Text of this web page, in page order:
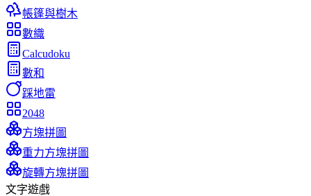
帳篷與樹木
數織
Calcudoku
數和
踩地雷
2048
方塊拼圖
重力方塊拼圖
旋轉方塊拼圖
文字遊戲